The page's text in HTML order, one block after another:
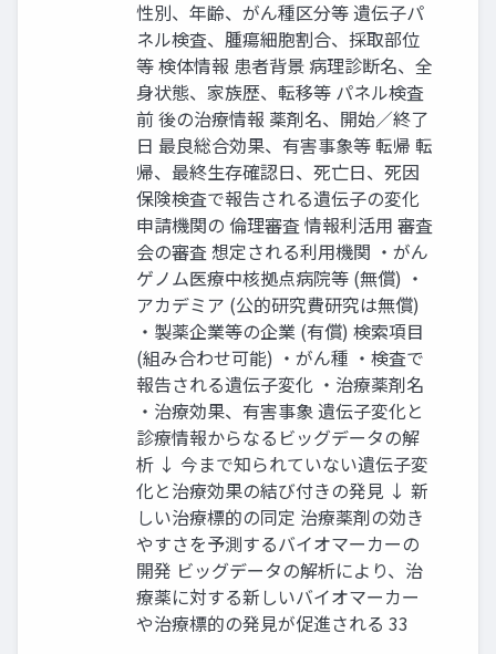
性別、年齢、がん種区分等 遺伝子パ
ネル検査、腫瘍細胞割合、採取部位
等 検体情報 患者背景 病理診断名、全
身状態、家族歴、転移等 パネル検査
前 後の治療情報 薬剤名、開始／終了
日 最良総合効果、有害事象等 転帰 転
帰、最終生存確認日、死亡日、死因
保険検査で報告される遺伝子の変化
申請機関の 倫理審査 情報利活用 審査
会の審査 想定される利用機関 ・がん
ゲノム医療中核拠点病院等 (無償) ・
アカデミア (公的研究費研究は無償)
・製薬企業等の企業 (有償) 検索項目
(組み合わせ可能) ・がん種 ・検査で
報告される遺伝子変化 ・治療薬剤名
・治療効果、有害事象 遺伝子変化と
診療情報からなるビッグデータの解
析 ↓ 今まで知られていない遺伝子変
化と治療効果の結び付きの発見 ↓ 新
しい治療標的の同定 治療薬剤の効き
やすさを予測するバイオマーカーの
開発 ビッグデータの解析により、治
療薬に対する新しいバイオマーカー
や治療標的の発見が促進される 33